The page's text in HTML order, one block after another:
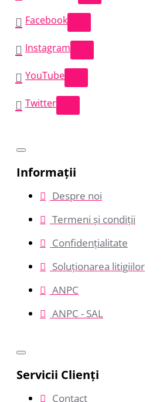
Facebook
Instagram
YouTube
Twitter
Informații
Despre noi
Termeni și condiții
Confidențialitate
Soluționarea litigiilor
ANPC
ANPC - SAL
Servicii Clienţi
Contact